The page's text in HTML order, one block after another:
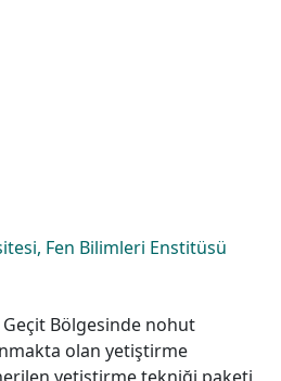
Fen Bilimleri Enstitüsü
Geçit Bölgesinde nohut
olan yetiştirme